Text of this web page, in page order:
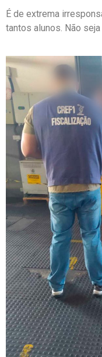
É de extrema
tantos alunos. Não